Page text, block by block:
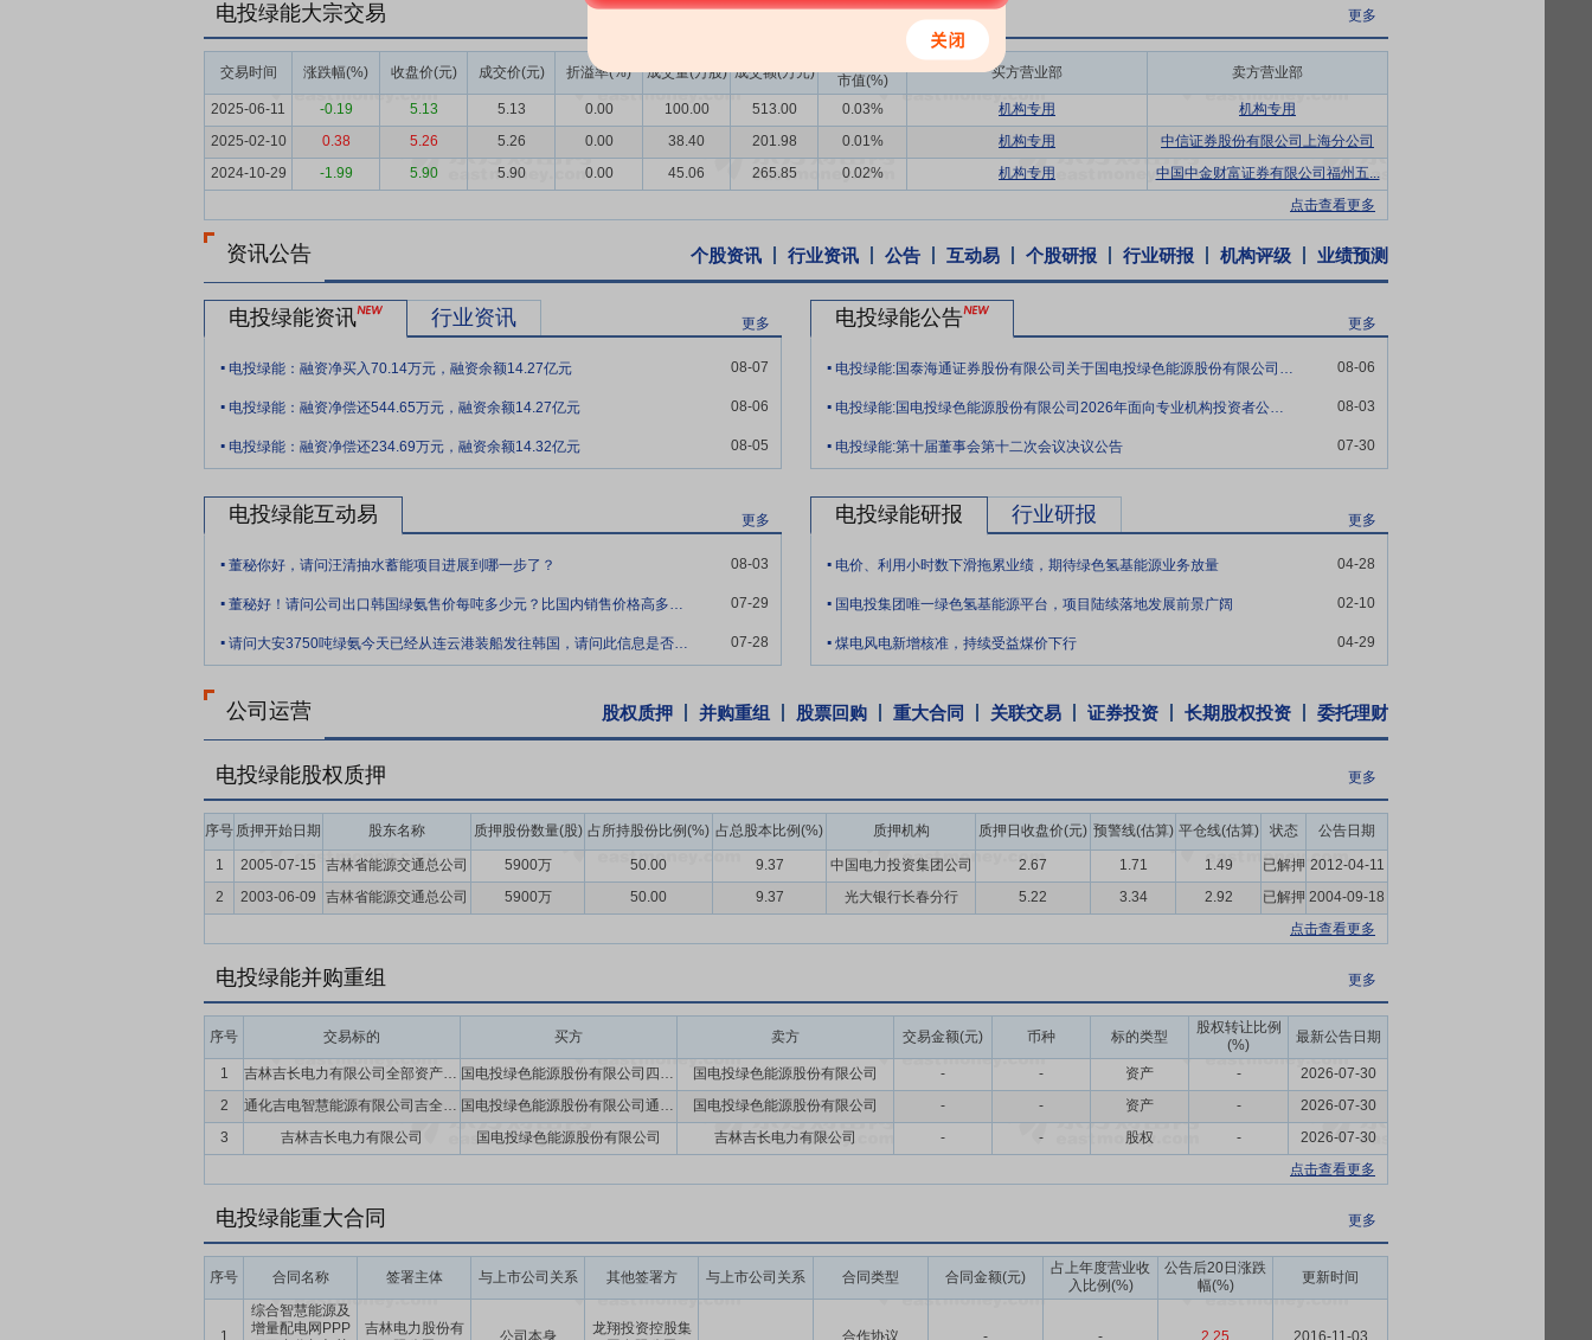
蝉联“全球新能源企业500强”，稳居新能源类上市公司前列；绿色氢基能源项目创下五项“全球之最”彰显了技术集成与自主创新能力，及
绿色产品核心优势与品牌价值，全面满足目标市场政策要求及市场客户可持续管理需求。
要点9：品牌口碑优良
深耕吉林二十余年，形成多产业协同发展格局，承担区域供热等民生任务，是区域能源供应压舱石，获社会广泛认可。创建绿色氢基能
源产业“氢洲Hyglobal”品牌，是展现我国在绿色氢基能源领域发展新成就的新名片。未来，公司将深度实施品牌战略，以“氢洲HYGLOBAL”品牌为引领，加速绿
色氢基能源产业集聚发展，提升产业核心竞争力与行业话语权，为构建稳定安全的新型能源体系、助力能源结构转型注入强劲品牌动力。
要点10：行业认可度高
凭借卓越的绿色创新成果，斩获相关行业奖项，其绿色发展模式与技术实践具有示范引领作用，获得行业与资本市场双重肯定，在深
交所信息披露考核中连续四年保持A级，规范运营获认可。
电投绿能大宗交易 更多
交易时间 涨跌幅(%) 收盘价(元) 成交价(元) 折溢率(%) 成交量(万股) 成交额(万元)
市值(%)
买方营业部 卖方营业部
2025-06-11 -0.19 5.13 5.13 0.00 100.00 513.00 0.03% 机构专用
机构专用
2025-02-10
0.38 5.26 5.26 0.00 38.40 201.98 0.01% 机构专用
中信证券股份有限公司上海分公司
2024-10-29
-1.99 5.90 5.90 0.00 45.06 265.85 0.02% 机构专用
中国中金财富证券有限公司福州五...
点击查看更多
资讯公告 个股资讯 行业资讯 公告 互动易 个股研报 行业研报 机构评级 业绩预测
电投绿能资讯 行业资讯 更多
. 电投绿能：融资净买入70.14万元，融资余额14.27亿元 08-07
. 电投绿能：融资净偿还544.65万元，融资余额14.27亿元 08-06
. 电投绿能：融资净偿还234.69万元，融资余额14.32亿元 08-05
电投绿能公告 更多
. 电投绿能:国泰海通证券股份有限公司关于国电投绿色能源股份有限公司涉及吸收合并子公司、解散子公司的临时受托管理事务报告 08-06
. 电投绿能:国电投绿色能源股份有限公司2026年面向专业机构投资者公开发行科技创新公司债券(第一期)在深圳证券交易所上市的公告 08-03
. 电投绿能:第十届董事会第十二次会议决议公告 07-30
电投绿能互动易 更多
. 董秘你好，请问汪清抽水蓄能项目进展到哪一步了？ 08-03
. 董秘好！请问公司出口韩国绿氨售价每吨多少元？比国内销售价格高多少？近期还会有出口 07-29
. 请问大安3750吨绿氨今天已经从连云港装船发往韩国，请问此信息是否属实。如属实， 07-28
电投绿能研报 行业研报 更多
. 电价、利用小时数下滑拖累业绩，期待绿色氢基能源业务放量 04-28
. 国电投集团唯一绿色氢基能源平台，项目陆续落地发展前景广阔 02-10
. 煤电风电新增核准，持续受益煤价下行 04-29
公司运营 股权质押 并购重组 股票回购 重大合同 关联交易 证券投资 长期股权投资 委托理财
电投绿能股权质押 更多
序号 质押开始日期 股东名称 质押股份数量(股) 占所持股份比例(%) 占总股本比例(%) 质押机构 质押日收盘价(元) 预警线(估算) 平仓线(估算) 状态 公告日期
1 2005-07-15 吉林省能源交通总公司 5900万 50.00 9.37 中国电力投资集团公司 2.67 1.71 1.49 已解押 2012-04-11
2
2003-06-09 吉林省能源交通总公司 5900万 50.00 9.37 光大银行长春分行 5.22 3.34 2.92 已解押 2004-09-18
点击查看更多
电投绿能并购重组 更多
序号 交易标的 买方 卖方 交易金额(元) 币种 标的类型
股权转让比例
(%)
最新公告日期
1 吉林吉长电力有限公司全部资产负债及人员 国电投绿色能源股份有限公司四平热电分公司 国电投绿色能源股份有限公司 - - 资产 -
2026-07-30
2
通化吉电智慧能源有限公司吉全部资产、负债及业务 国电投绿色能源股份有限公司通化分公司(暂定名) 国电投绿色能源股份有限公司 - - 资产 -
2026-07-30
3
吉林吉长电力有限公司 国电投绿色能源股份有限公司 吉林吉长电力有限公司 - - 股权 -
2026-07-30
点击查看更多
电投绿能重大合同 更多
序号 合同名称 签署主体 与上市公司关系 其他签署方 与上市公司关系 合同类型 合同金额(元)
占上年度营业收
入比例(%)
公告后20日涨跌
幅(%)
更新时间
1
综合智慧能源及
增量配电网PPP
吉林电力股份有
公司本身
龙翔投资控股集
合作协议 - - 2.25 2016-11-03